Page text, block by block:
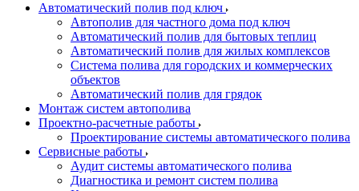
Автоматический полив под ключ
Автополив для частного дома под ключ
Автоматический полив для бытовых теплиц
Автоматический полив для жилых комплексов
Система полива для городских и коммерческих
объектов
Автоматический полив для грядок
Монтаж систем автополива
Проектно-расчетные работы
Проектирование системы автоматического полива
Сервисные работы
Аудит системы автоматического полива
Диагностика и ремонт систем полива